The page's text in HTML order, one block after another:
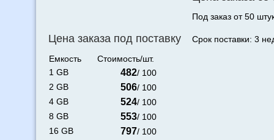
Цена заказа под поставку
Емкость
Стоимость/шт.
1 GB
482/ 100
2 GB
506/ 100
4 GB
524/ 100
8 GB
553/ 100
16 GB
797/ 100
Под заказ от 50
Срок поставки: 3